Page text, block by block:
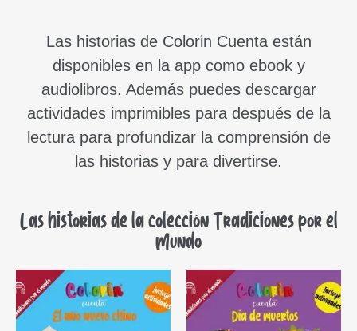
Las historias de Colorin Cuenta están
disponibles en la app como ebook y
audiolibros. Además puedes descargar
actividades imprimibles para después de la
lectura para profundizar la comprensión de
las historias y para divertirse.
Las historias de la colección Tradiciones por el
Mundo